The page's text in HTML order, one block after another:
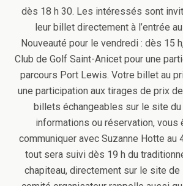
dès 18 h 30. Les intéressés sont
leur billet directement à l’entrée
Nouveauté pour le vendredi : dès 15
Club de Golf Saint-Anicet pour une
parcours Port Lewis. Votre billet au
une participation aux tirages de prix
billets échangeables sur le site
informations ou réservation, vous
communiquer avec Suzanne Hotte au
tout sera suivi dès 19 h du
chapiteau, directement sur le site de